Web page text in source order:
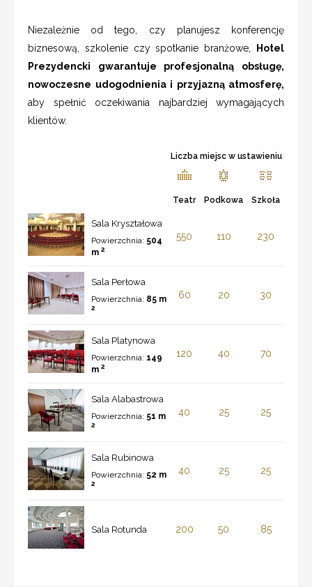
Niezależnie od tego, czy planujesz konferencję
biznesową, szkolenie czy spotkanie branżowe,
Hotel
Prezydencki gwarantuje profesjonalną obsługę,
nowoczesne udogodnienia i przyjazną atmosferę,
aby spełnić oczekiwania najbardziej wymagających
klientów.
Liczba miejsc w ustawieniu
Teatr Podkowa Szkoła
Sala Kryształowa
Powierzchnia: 504
m 2
550 110 230
Sala Perłowa
Powierzchnia: 85 m
2
60 20 30
Sala Platynowa
Powierzchnia: 149
m 2
120 40 70
Sala Alabastrowa
Powierzchnia: 51 m
2
40 25 25
Sala Rubinowa
Powierzchnia: 52 m
2
40 25 25
Sala Rotunda 200 50 85